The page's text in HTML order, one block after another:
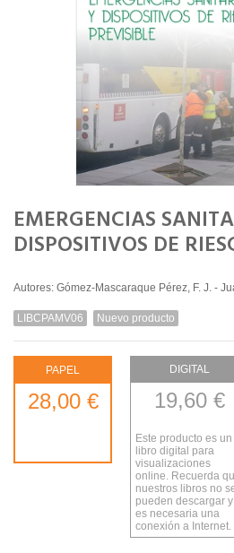
EMERGENCIAS
DISPOSITIVOS DE
Autores: Gómez-Mascaraque Pérez, F. J. -
LIBCPAMV06 Nuevo producto
PAPEL
28,00 €
DIGITAL
19,60 €
Este producto es un
libro digital para
visualizaciones
online. Recuerda
nuestros libros no
pueden descargar y
es necesaria una
conexión a Internet.